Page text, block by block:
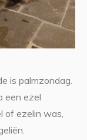
is palmzondag.
een ezel
of ezelin was,